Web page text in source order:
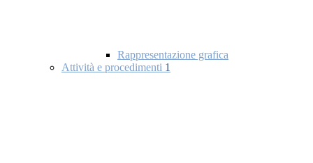
Rappresentazione grafica
Attività e procedimenti 1